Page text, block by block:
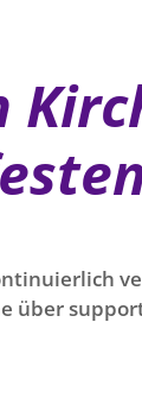
über